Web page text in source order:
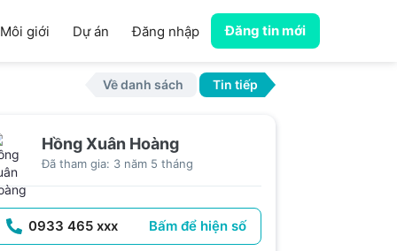
Môi giới Dự án Đăng nhập Đăng tin mới
Về danh sách Tin tiếp
Hồng Xuân Hoàng
Đã tham gia: 3 năm 5 tháng
0933 465 xxx Bấm để hiện số